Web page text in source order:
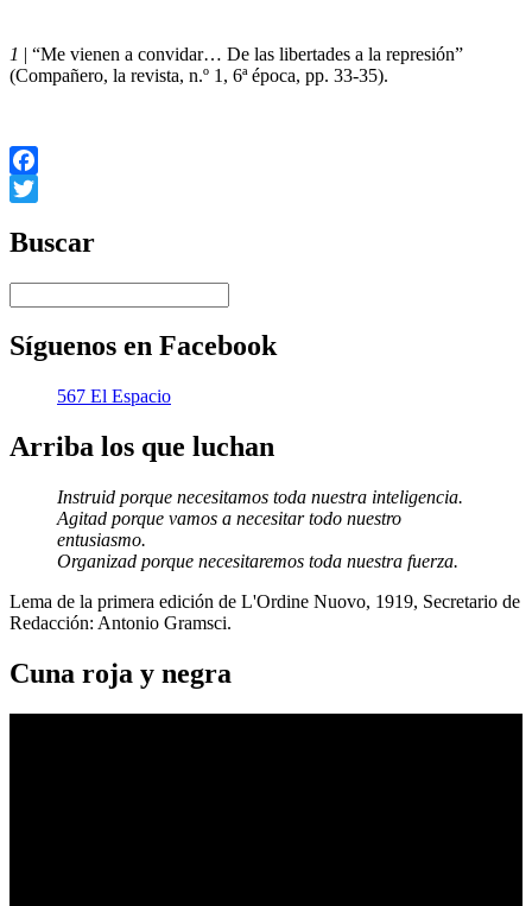
1 | “Me vienen a convidar… De las libertades a la represión”
(Compañero, la revista, n.º 1, 6ª época, pp. 33-35).
Facebook
Buscar
Síguenos en Facebook
567 El Espacio
Arriba los que luchan
Instruid porque necesitamos toda nuestra inteligencia.
Agitad porque vamos a necesitar todo nuestro
entusiasmo.
Organizad porque necesitaremos toda nuestra fuerza.
Lema de la primera edición de L'Ordine Nuovo, 1919, Secretario de
Redacción: Antonio Gramsci.
Cuna roja y negra